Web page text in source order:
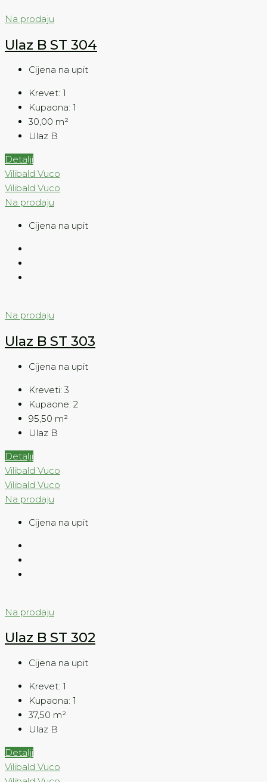
Na prodaju
Ulaz B ST 304
Cijena na upit
Krevet: 1
Kupaona: 1
30,00 m²
Ulaz B
Detalji
Vilibald Vuco
Vilibald Vuco
Na prodaju
Cijena na upit
Na prodaju
Ulaz B ST 303
Cijena na upit
Kreveti: 3
Kupaone: 2
95,50 m²
Ulaz B
Detalji
Vilibald Vuco
Vilibald Vuco
Na prodaju
Cijena na upit
Na prodaju
Ulaz B ST 302
Cijena na upit
Krevet: 1
Kupaona: 1
37,50 m²
Ulaz B
Detalji
Vilibald Vuco